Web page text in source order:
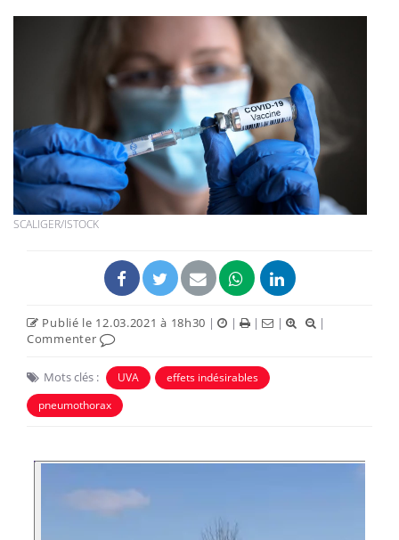
SCALIGER/ISTOCK
Publié le 12.03.2021 à 18h30 | | | |
|
Commenter
Mots clés : UVA
effets indésirables
pneumothorax